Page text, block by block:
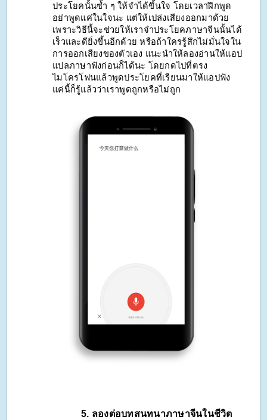
ประโยคนั้นซ้ำ ๆ ให้จำได้ขึ้นใจ โดยเวลาฝึกพูด
อย่าพูดแค่ในใจนะ แต่ให้เปล่งเสียงออกมาด้วย
เพราะวิธีนี้จะช่วยให้เราจำประโยคภาษาจีนนั้นได้
เร็วและดียิ่งขึ้นอีกด้วย หรือถ้าใครรู้สึกไม่มั่นใจใน
การออกเสียงของตัวเอง แนะนำให้ลองอ่านให้แอป
แปลภาษาฟังก่อนก็ได้นะ โดยกดไปที่ตรง
ไมโครโฟนแล้วพูดประโยคที่เรียนมาให้แอปฟัง
แค่นี้ก็รู้แล้วว่าเราพูดถูกหรือไม่ถูก
5. ลองต่อบทสนทนาภาษาจีนในชีวิต